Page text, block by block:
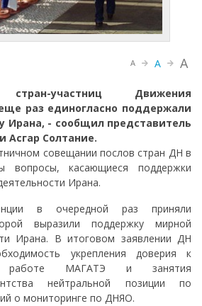
A A A
участниц Движения
раз единогласно поддержали
Ирана, - сообщил представитель
Асгар Солтание.
совещании послов стран ДН в
вопросы, касающиеся поддержки
Ирана.
в очередной раз приняли
выразили поддержку мирной
Ирана. В итоговом заявлении ДН
укрепления доверия к
работе МАГАТЭ и занятия
нейтральной позиции по
о мониторинге по ДНЯО.